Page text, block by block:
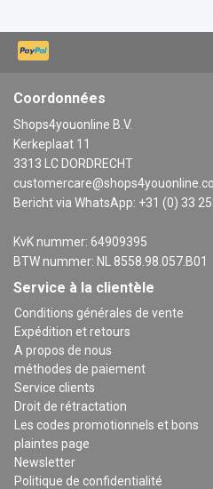
Coordonnées
Shops4youonline B.V.
Kerkeplaat 11
3313 LC DORDRECHT
Bericht via WhatsApp: +31 (0) 33
KvK nummer: 64909395
BTW nummer: NL 8558.98.057.B01
Service à la clientèle
Conditions générales de vente
Expédition et retours
A propos de nous
méthodes de paiement
Service clients
Droit de rétractation
Les codes promotionnels et bons
plaintes page
Newsletter
Politique de confidentialité